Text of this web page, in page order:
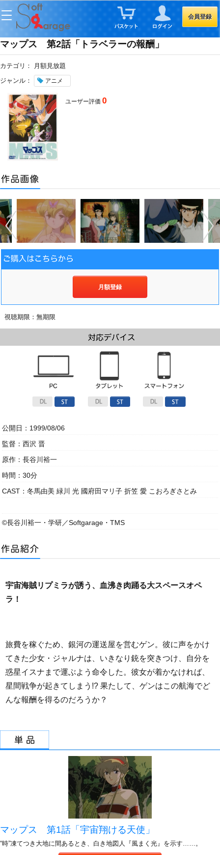
会員登録
マップス 第2話「トラベラーの報酬」
カテゴリ：
月額見放題
ジャンル：
アニメ
ユーザー評価0
月額登録
視聴期限：無期限
公開日：1999/08/06
監督：西沢 晋
原作：長谷川裕一
時間：30分
CAST：冬馬由美 緑川 光 國府田マリ子 折笠 愛 こおろぎさとみ
©長谷川裕一・学研／Softgarage・TMS
宇宙海賊リプミラが誘う、血沸き肉踊る大スペースオペ
ラ！
旅費を稼ぐため、銀河の運送屋を営むゲン。彼に声をかけ
てきた少女・ジャルナは、いきなり銃を突きつけ、自分を
惑星イスナまで運ぶよう命令した。彼女が着かなければ、
星間戦争が起きてしまう!? 果たして、ゲンはこの航海でど
んな報酬を得るのだろうか？
マップス 第1話「宇宙翔ける天使」
“時”凍てつき大地に間あるとき、白き地図人『風まく光』を示す……。